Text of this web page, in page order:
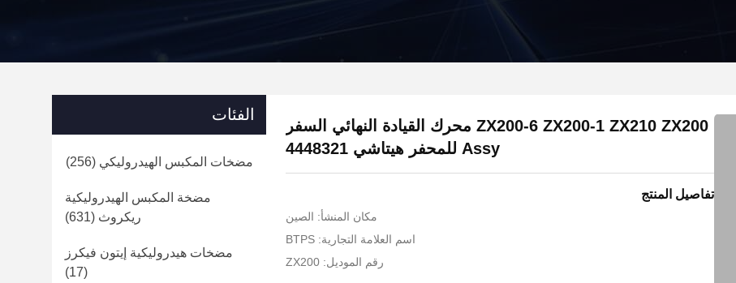
ZX200-6 ZX200-1 ZX210 ZX200 محرك القيادة النهائي السفر
Assy للمحفر هيتاشي 4448321
تفاصيل المنتج
مكان المنشأ: الصين
اسم العلامة التجارية: BTPS
رقم الموديل: ZX200
الفئات
مضخات المكبس الهيدروليكي (256)
مضخة المكبس الهيدروليكية
ريكروث (631)
مضخات هيدروليكية إيتون فيكرز
(17)